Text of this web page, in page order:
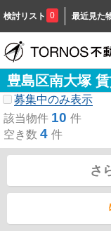
検討リスト 0 最近見た
豊島区南大塚
募集中のみ表示
該当物件 10 件
空き数 4 件
さ